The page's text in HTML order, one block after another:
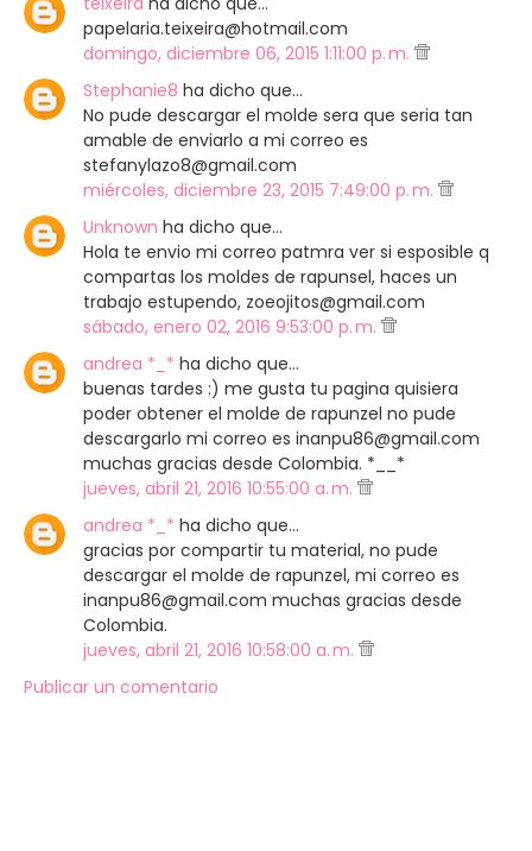
papelaria.teixeira@hotmail.com
domingo, diciembre 06, 2015 1:11:00 p. m.
Stephanie8 ha dicho que…
No pude descargar el molde sera que seria tan
amable de enviarlo a mi correo es
stefanylazo8@gmail.com
miércoles, diciembre 23, 2015 7:49:00 p. m.
Unknown ha dicho que…
Hola te envio mi correo patmra ver si esposible q
compartas los moldes de rapunsel, haces un
trabajo estupendo, zoeojitos@gmail.com
sábado, enero 02, 2016 9:53:00 p. m.
andrea *_* ha dicho que…
buenas tardes :) me gusta tu pagina quisiera
poder obtener el molde de rapunzel no pude
descargarlo mi correo es inanpu86@gmail.com
muchas gracias desde Colombia. *__*
jueves, abril 21, 2016 10:55:00 a. m.
andrea *_* ha dicho que…
gracias por compartir tu material, no pude
descargar el molde de rapunzel, mi correo es
inanpu86@gmail.com muchas gracias desde
Colombia.
jueves, abril 21, 2016 10:58:00 a. m.
Publicar un comentario